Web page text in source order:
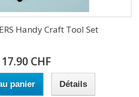
Handy Craft Tool Set
17.90 CHF
panier Détails